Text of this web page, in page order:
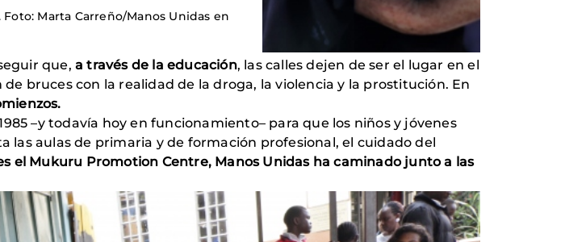
Marta Carreño/Manos Unidas en
que, a través de la educación, las calles dejen de ser el lugar en el
bruces con la realidad de la droga, la violencia y la prostitución. En
–y todavía hoy en funcionamiento– para que los niños y jóvenes
las aulas de primaria y de formación profesional, el cuidado del
el Mukuru Promotion Centre, Manos Unidas ha caminado junto a las